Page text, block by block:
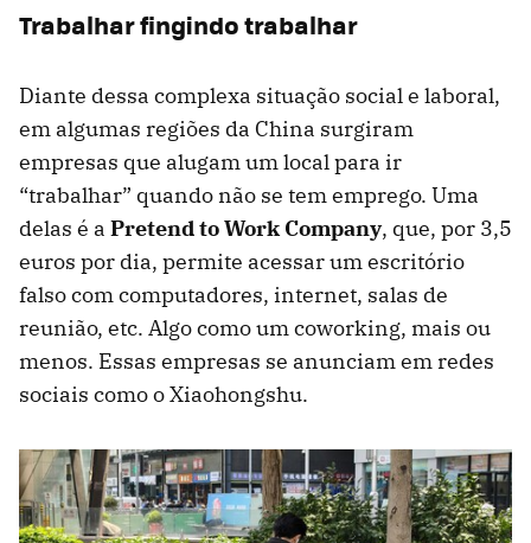
Trabalhar fingindo trabalhar
Diante dessa complexa situação social e laboral,
em algumas regiões da China surgiram
empresas que alugam um local para ir
“trabalhar” quando não se tem emprego. Uma
delas é a Pretend to Work Company, que, por 3,5
euros por dia, permite acessar um escritório
falso com computadores, internet, salas de
reunião, etc. Algo como um coworking, mais ou
menos. Essas empresas se anunciam em redes
sociais como o Xiaohongshu.